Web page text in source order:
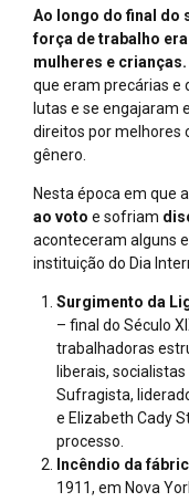
Ao longo do final do
força de trabalho
mulheres e crianças.
que eram precárias e
lutas e se engajaram
direitos por melhores
gênero.
Nesta época em que
ao voto e sofriam
aconteceram alguns
instituição do Dia
Surgimento da
– final do Século
trabalhadoras
liberais,
Sufragista,
e Elizabeth Cady
processo.
Incêndio da
1911, em Nova